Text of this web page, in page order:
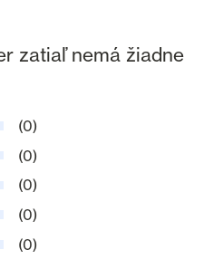
zatiaľ nemá žiadne
(0)
(0)
(0)
(0)
(0)